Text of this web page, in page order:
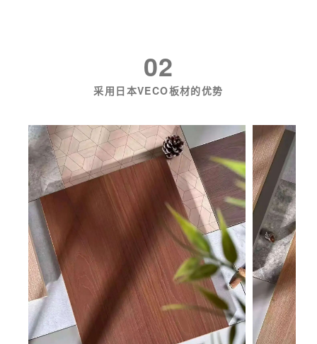
02
采用日本VECO板材的优势